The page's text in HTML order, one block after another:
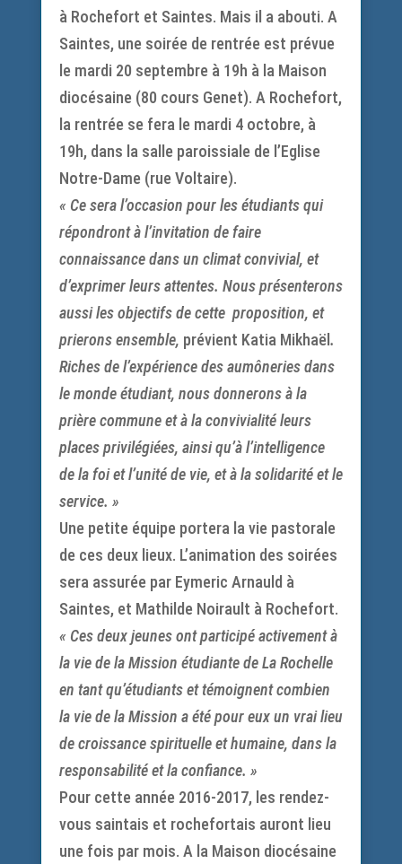
à Rochefort et Saintes. Mais il a abouti. A
Saintes, une soirée de rentrée est prévue
le mardi 20 septembre à 19h à la Maison
diocésaine (80 cours Genet). A Rochefort,
la rentrée se fera le mardi 4 octobre, à
19h, dans la salle paroissiale de l’Eglise
Notre-Dame (rue Voltaire).
« Ce sera l’occasion pour les étudiants qui
répondront à l’invitation de faire
connaissance dans un climat convivial, et
d’exprimer leurs attentes. Nous présenterons
aussi les objectifs de cette proposition, et
prierons ensemble, prévient Katia Mikhaël .
Riches de l’expérience des aumôneries dans
le monde étudiant, nous donnerons à la
prière commune et à la convivialité leurs
places privilégiées, ainsi qu’à l’intelligence
de la foi et l’unité de vie, et à la solidarité et le
service. »
Une petite équipe portera la vie pastorale
de ces deux lieux. L’animation des soirées
sera assurée par Eymeric Arnauld à
Saintes, et Mathilde Noirault à Rochefort.
« Ces deux jeunes ont participé activement à
la vie de la Mission étudiante de La Rochelle
en tant qu’étudiants et témoignent combien
la vie de la Mission a été pour eux un vrai lieu
de croissance spirituelle et humaine, dans la
responsabilité et la confiance. »
Pour cette année 2016-2017, les rendez-
vous saintais et rochefortais auront lieu
une fois par mois. A la Maison diocésaine